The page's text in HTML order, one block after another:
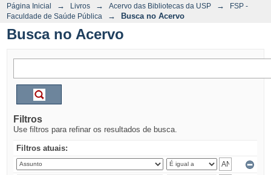
Página Inicial → Livros → Acervo das Bibliotecas da USP →
FSP -
Faculdade de Saúde Pública
→ Busca no Acervo
Busca no Acervo
Filtros
Use filtros para refinar os resultados de busca.
Filtros atuais: